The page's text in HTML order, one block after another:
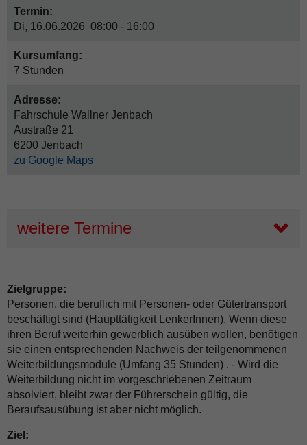
Termin:
Di, 16.06.2026 08:00 - 16:00
Kursumfang:
7 Stunden
Adresse:
Fahrschule Wallner Jenbach
Austraße 21
6200 Jenbach
zu Google Maps
weitere Termine
Zielgruppe:
Personen, die beruflich mit Personen- oder Gütertransport
beschäftigt sind (Haupttätigkeit LenkerInnen). Wenn diese
ihren Beruf weiterhin gewerblich ausüben wollen, benötigen
sie einen entsprechenden Nachweis der teilgenommenen
Weiterbildungsmodule (Umfang 35 Stunden) . - Wird die
Weiterbildung nicht im vorgeschriebenen Zeitraum
absolviert, bleibt zwar der Führerschein gültig, die
Beraufsausübung ist aber nicht möglich.
Ziel: